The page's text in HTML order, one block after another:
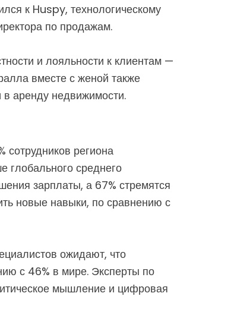
к Huspy, технологическому
по продажам.
и лояльности к клиентам —
вместе с женой также
аренду недвижимости.
региона
глобального среднего
зарплаты, а 67% стремятся
новые навыки, по сравнению с
ожидают, что
с 46% в мире. Эксперты по
мышление и цифровая